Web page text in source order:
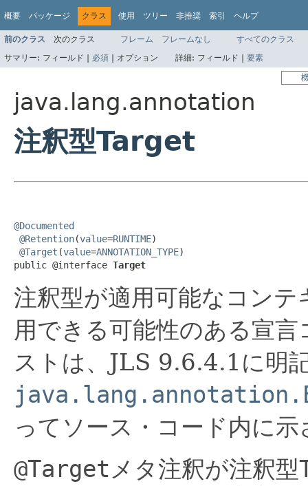
概要 パッケージ クラス 使用 ツリー 非推奨 索引 ヘルプ
前のクラス 次のクラス フレーム フレームなし
すべてのクラス
サマリー: フィールド | 必須 | オプション 詳細: フィールド | 要素
java.lang.annotation
注釈型Target
@Documented
@Retention(value=RUNTIME)
@Target (value=ANNOTATION_TYPE)
public @interface Target
注釈型が適用可能なコン
用できる可能性のある宣
ストは、JLS 9.6.4.1に明
ってソース・コード内に
@Target メタ注釈が注釈型